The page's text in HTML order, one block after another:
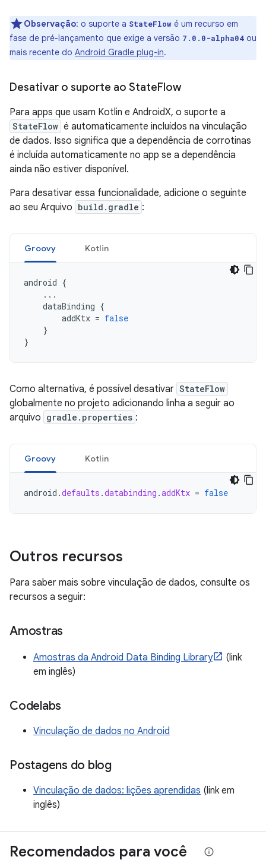
Observação: o suporte a StateFlow é um recurso em
fase de pré-lançamento que exige a versão 7.0.0-alpha04 ou
mais recente do Android Gradle plug-in.
Desativar o suporte ao StateFlow
Para apps que usam Kotlin e AndroidX, o suporte a
StateFlow é automaticamente incluídos na vinculação
de dados. Isso significa que a dependência de corrotinas
é incluída automaticamente no app se a dependência
ainda não estiver disponível.
Para desativar essa funcionalidade, adicione o seguinte
ao seu Arquivo build.gradle :
Groovy Kotlin
android {
...
dataBinding {
addKtx = false
}
}
Como alternativa, é possível desativar StateFlow
globalmente no projeto adicionando linha a seguir ao
arquivo gradle.properties :
Groovy Kotlin
android .defaults .databinding .addKtx = false
Outros recursos
Para saber mais sobre vinculação de dados, consulte os
recursos a seguir:
Amostras
Amostras da Android Data Binding Library
(link
em inglês)
Codelabs
Vinculação de dados no Android
Postagens do blog
Vinculação de dados: lições aprendidas (link em
inglês)
Recomendados para você